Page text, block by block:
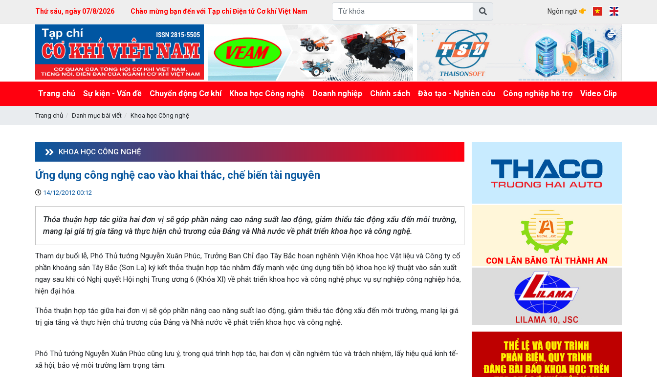
Thứ sáu, ngày 07/8/2026 Chào mừng bạn đến với Tạp chí Điện tử Cơ khí Việt Nam Ngôn ngữ
Trang chủ Sự kiện - Vấn đề Chuyển động Cơ khí Khoa học Công nghệ Doanh nghiệp Chính sách Đào tạo - Nghiên cứu Công nghiệp hỗ trợ Video Clip
Trang chủ Danh mục bài viết Khoa học Công nghệ
KHOA HỌC CÔNG NGHỆ
Ứng dụng công nghệ cao vào khai thác, chế biến tài nguyên
14/12/2012 00:12
Thỏa thuận hợp tác giữa hai đơn vị sẽ góp phần nâng cao năng suất lao động, giảm thiểu tác động xấu đến môi trường,
mang lại giá trị gia tăng và thực hiện chủ trương của Đảng và Nhà nước về phát triển khoa học và công nghệ.
Tham dự buổi lễ, Phó Thủ tướng Nguyễn Xuân Phúc, Trưởng Ban Chỉ đạo Tây Bắc hoan nghênh Viện Khoa học Vật liệu và Công ty cổ
phần khoáng sản Tây Bắc (Sơn La) ký kết thỏa thuận hợp tác nhằm đẩy mạnh việc ứng dụng tiến bộ khoa học kỹ thuật vào sản xuất
ngay sau khi có Nghị quyết Hội nghị Trung ương 6 (Khóa XI) về phát triển khoa học và công nghệ phục vụ sự nghiệp công nghiệp hóa,
hiện đại hóa.
Thỏa thuận hợp tác giữa hai đơn vị sẽ góp phần nâng cao năng suất lao động, giảm thiểu tác động xấu đến môi trường, mang lại giá
trị gia tăng và thực hiện chủ trương của Đảng và Nhà nước về phát triển khoa học và công nghệ.
Phó Thủ tướng Nguyễn Xuân Phúc cũng lưu ý, trong quá trình hợp tác, hai đơn vị cần nghiêm túc và trách nhiệm, lấy hiệu quả kinh tế-
xã hội, bảo vệ môi trường làm trọng tâm.